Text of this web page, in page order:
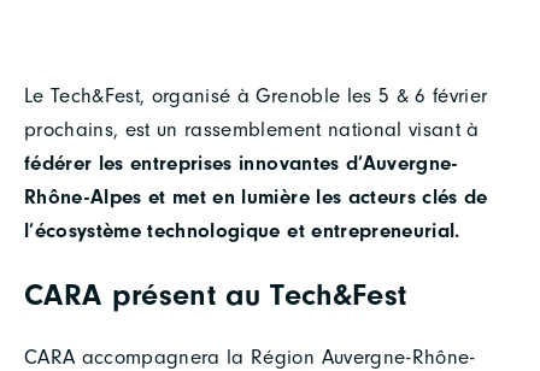
Le Tech&Fest, organisé à Grenoble les 5 & 6 février
prochains, est un rassemblement national visant à
fédérer les entreprises innovantes d’Auvergne-
Rhône-Alpes et met en lumière les acteurs clés de
l’écosystème technologique et entrepreneurial.
CARA présent au Tech&Fest
CARA accompagnera la Région Auvergne-Rhône-